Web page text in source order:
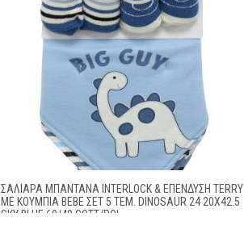
ΣΑΛΙΆΡΑ ΜΠΑΝΤΆΝΑ INTERLOCK & ΕΠΈΝΔΥΣΗ TERRY
ΜΕ ΚΟΥΜΠΊΑ BEBE ΣΕΤ 5 ΤΕΜ. DINOSAUR 24 20X42.5
SKY BLUE 60/40 COTT/POL